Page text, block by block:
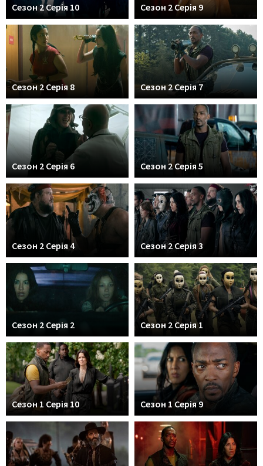
Сезон 2 Серія 10 Сезон 2 Серія 9
Сезон 2 Серія 8 Сезон 2 Серія 7
Сезон 2 Серія 6 Сезон 2 Серія 5
Сезон 2 Серія 4 Сезон 2 Серія 3
Сезон 2 Серія 2 Сезон 2 Серія 1
Сезон 1 Серія 10 Сезон 1 Серія 9